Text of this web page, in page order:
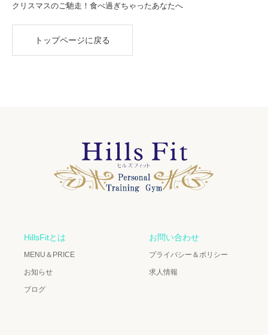
クリスマスのご馳走！食べ過ぎちゃったあなたへ
トップページに戻る
HillsFitとは
MENU＆PRICE
お知らせ
ブログ
お問い合わせ
プライバシー＆ポリシー
求人情報